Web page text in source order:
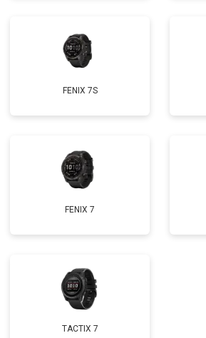
FENIX 7S
FENIX 7
TACTIX 7